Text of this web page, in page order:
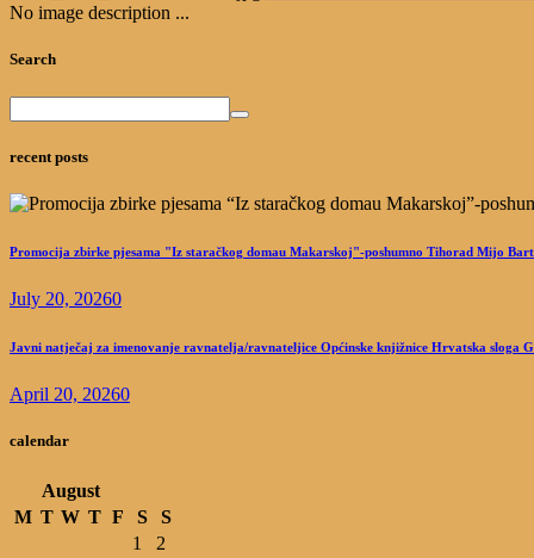
No image description ...
Search
recent posts
Promocija zbirke pjesama "Iz staračkog domau Makarskoj"-poshumno Tihorad Mijo
July 20, 20260
Javni natječaj za imenovanje ravnatelja/ravnateljice Općinske knjižnice Hrvatska sloga
April 20, 20260
calendar
August
M T W T F S
S
1
2